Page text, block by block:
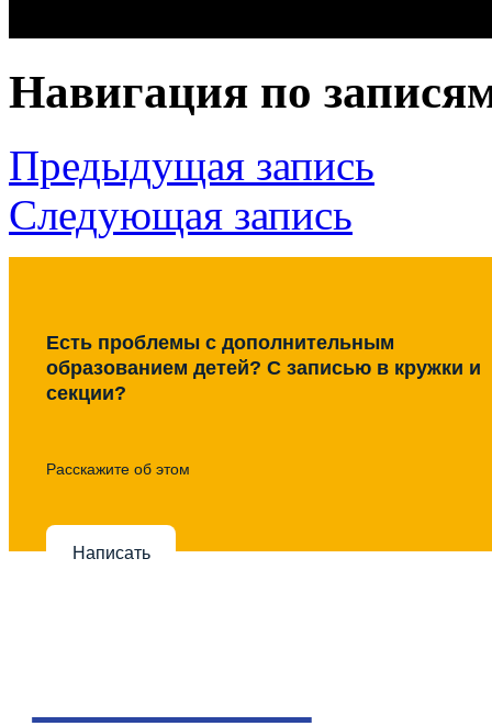
Навигация по
Предыдущая запись
Следующая запись
Есть проблемы с дополнительным
образованием детей? С записью в кружки и
секции?
Расскажите об этом
Написать